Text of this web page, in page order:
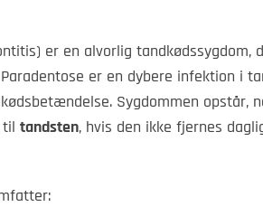
er en alvorlig tandkødssygdom,
er en dybere infektion i
Sygdommen opstår,
tandsten, hvis den ikke fjernes